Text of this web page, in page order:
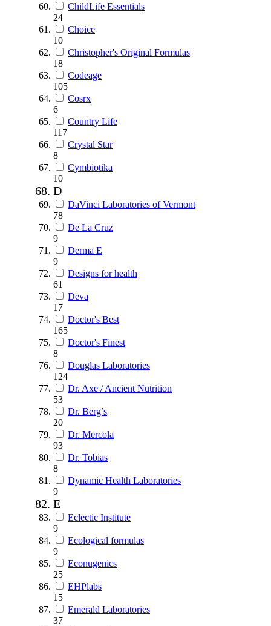
ChildLife Essentials
24
Choice
10
Christopher's Original Formulas
18
Codeage
105
Cosrx
6
Country Life
117
Crystal Star
8
Cymbiotika
10
D
DaVinci Laboratories of Vermont
78
De La Cruz
9
Derma E
9
Designs for health
61
Deva
17
Doctor's Best
165
Doctor's Finest
8
Douglas Laboratories
124
Dr. Axe / Ancient Nutrition
53
Dr. Berg’s
20
Dr. Mercola
93
Dr. Tobias
8
Dynamic Health Laboratories
9
E
Eclectic Institute
9
Ecological formulas
9
Econugenics
25
EHPlabs
15
Emerald Laboratories
37